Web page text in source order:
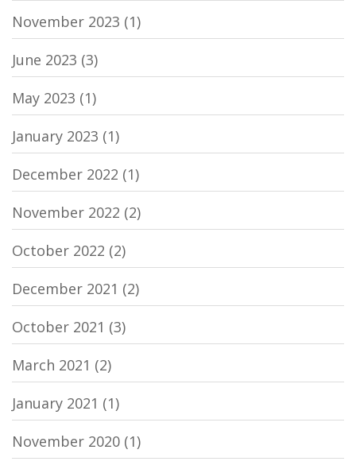
November 2023 (1)
June 2023 (3)
May 2023 (1)
January 2023 (1)
December 2022 (1)
November 2022 (2)
October 2022 (2)
December 2021 (2)
October 2021 (3)
March 2021 (2)
January 2021 (1)
November 2020 (1)